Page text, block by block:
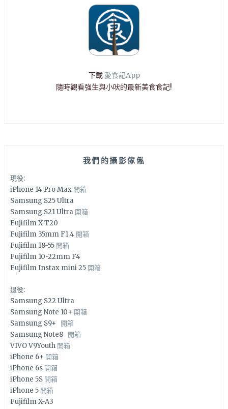
下載 愛食記App
隨時觀看強生與小吠的最新美食食記!
我們的攝影傢俬
現役:
iPhone 14 Pro Max 開箱
Samsung S25 Ultra
Samsung S21 Ultra 開箱
Fujifilm X-T20
Fujifilm 35mm F1.4 開箱
Fujifilm 18-55 開箱
Fujifilm 10-22mm F4
Fujifilm Instax mini 25 開箱
退役:
Samsung S22 Ultra
Samsung Note 10+ 開箱
Samsung S9+ 開箱
Samsung Note8 開箱
VIVO V9Youth 開箱
iPhone 6+ 開箱
iPhone 6s 開箱
iPhone 5S 開箱
iPhone 5 開箱
Fujifilm X-A3